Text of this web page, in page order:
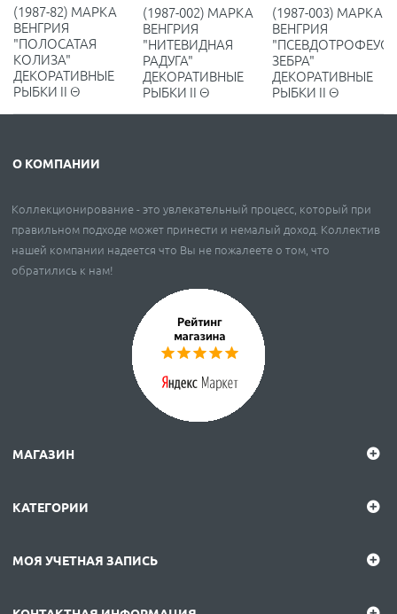
(1987-82) МАРКА
ВЕНГРИЯ
"ПОЛОСАТАЯ
КОЛИЗА"
ДЕКОРАТИВНЫЕ
РЫБКИ II Θ
(1987-002) МАРКА
ВЕНГРИЯ
"НИТЕВИДНАЯ
РАДУГА"
ДЕКОРАТИВНЫЕ
РЫБКИ II Θ
(1987-003) МАРКА
ВЕНГРИЯ
"ПСЕВДОТРОФЕУС-
ЗЕБРА"
ДЕКОРАТИВНЫЕ
РЫБКИ II Θ
О КОМПАНИИ
Коллекционирование - это увлекательный процесс, который при
правильном подходе может принести и немалый доход. Коллектив
нашей компании надеется что Вы не пожалеете о том, что
обратились к нам!
МАГАЗИН
КАТЕГОРИИ
МОЯ УЧЕТНАЯ ЗАПИСЬ